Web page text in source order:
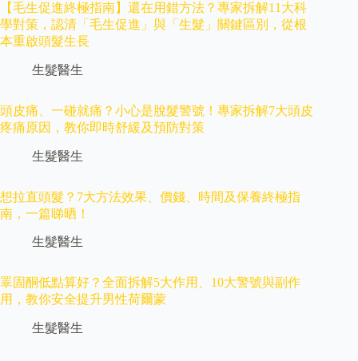
【毛生促進終極指南】還在用錯方法？專家拆解11大科
學對策，認清「毛生促進」與「生髮」關鍵區別，從根
本重啟頭髮生長
生髮醫生
頭皮痛、一碰就痛？小心是脫髮警號！專家拆解7大頭皮
疼痛原因，教你即時舒緩及預防對策
生髮醫生
想拉直頭髮？7大方法效果、價錢、時間及保養終極指
南，一篇睇晒！
生髮醫生
睪固酮低點算好？全面拆解5大作用、10大警號與副作
用，教你安全提升男性荷爾蒙
生髮醫生